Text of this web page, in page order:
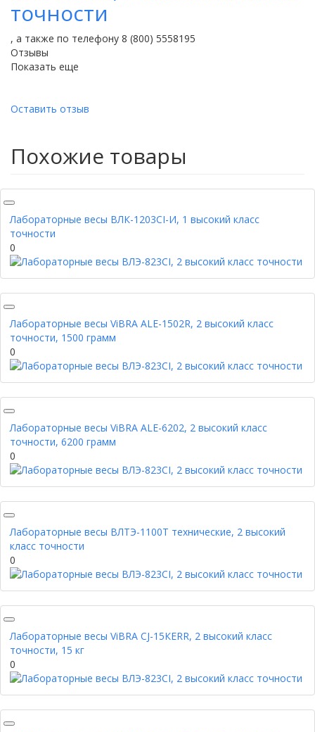
точности
, а также по телефону 8 (800) 5558195
Отзывы
Показать еще
Оставить отзыв
Похожие товары
Лабораторные весы ВЛК-1203СI-И, 1 высокий класс
точности
0
Лабораторные весы ViBRA ALE-1502R, 2 высокий класс
точности, 1500 грамм
0
Лабораторные весы ViBRA ALE-6202, 2 высокий класс
точности, 6200 грамм
0
Лабораторные весы ВЛТЭ-1100Т технические, 2 высокий
класс точности
0
Лабораторные весы ViBRA CJ-15КERR, 2 высокий класс
точности, 15 кг
0